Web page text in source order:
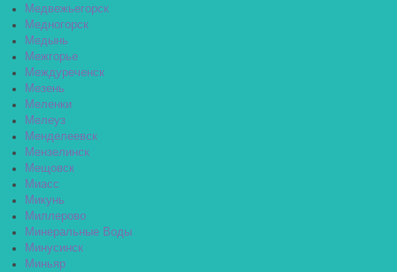
Медвежьегорск
Медногорск
Медынь
Межгорье
Междуреченск
Мезень
Меленки
Мелеуз
Менделеевск
Мензелинск
Мещовск
Миасс
Микунь
Миллерово
Минеральные Воды
Минусинск
Миньяр